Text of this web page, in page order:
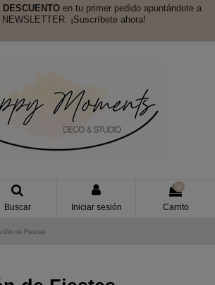
DESCUENTO en tu primer pedido apuntándote a
NEWSLETTER. ¡Suscríbete ahora!
Buscar Iniciar sesión Carrito
de Fiestas